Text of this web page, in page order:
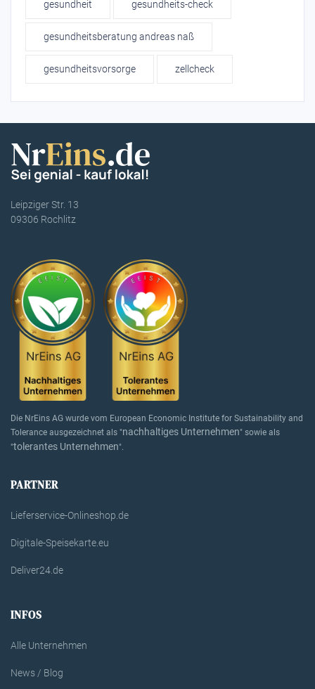
gesundheit gesundheits-check
gesundheitsberatung andreas naß
gesundheitsvorsorge zellcheck
Leipziger Str. 13
09306 Rochlitz
Die NrEins AG wurde vom European Economic Institute for Sustainability and
Tolerance ausgezeichnet als "nachhaltiges Unternehmen" sowie als
"tolerantes Unternehmen".
PARTNER
Lieferservice-Onlineshop.de
Digitale-Speisekarte.eu
Deliver24.de
INFOS
Alle Unternehmen
News / Blog